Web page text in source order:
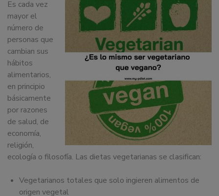
dedicamos
a
la
docencia
y
formación
sobre
la
nutrición
alimentaria
tanto
para
particulares,
instituciones,
empresas,
Es cada vez
mayor el
número de
personas que
cambian sus
hábitos
alimentarios,
en principio
básicamente
por razones
de salud, de
economía,
religión,
ecología o filosofía. Las dietas vegetarianas se clasifican:
Vegetarianos totales que solo ingieren alimentos de
origen vegetal